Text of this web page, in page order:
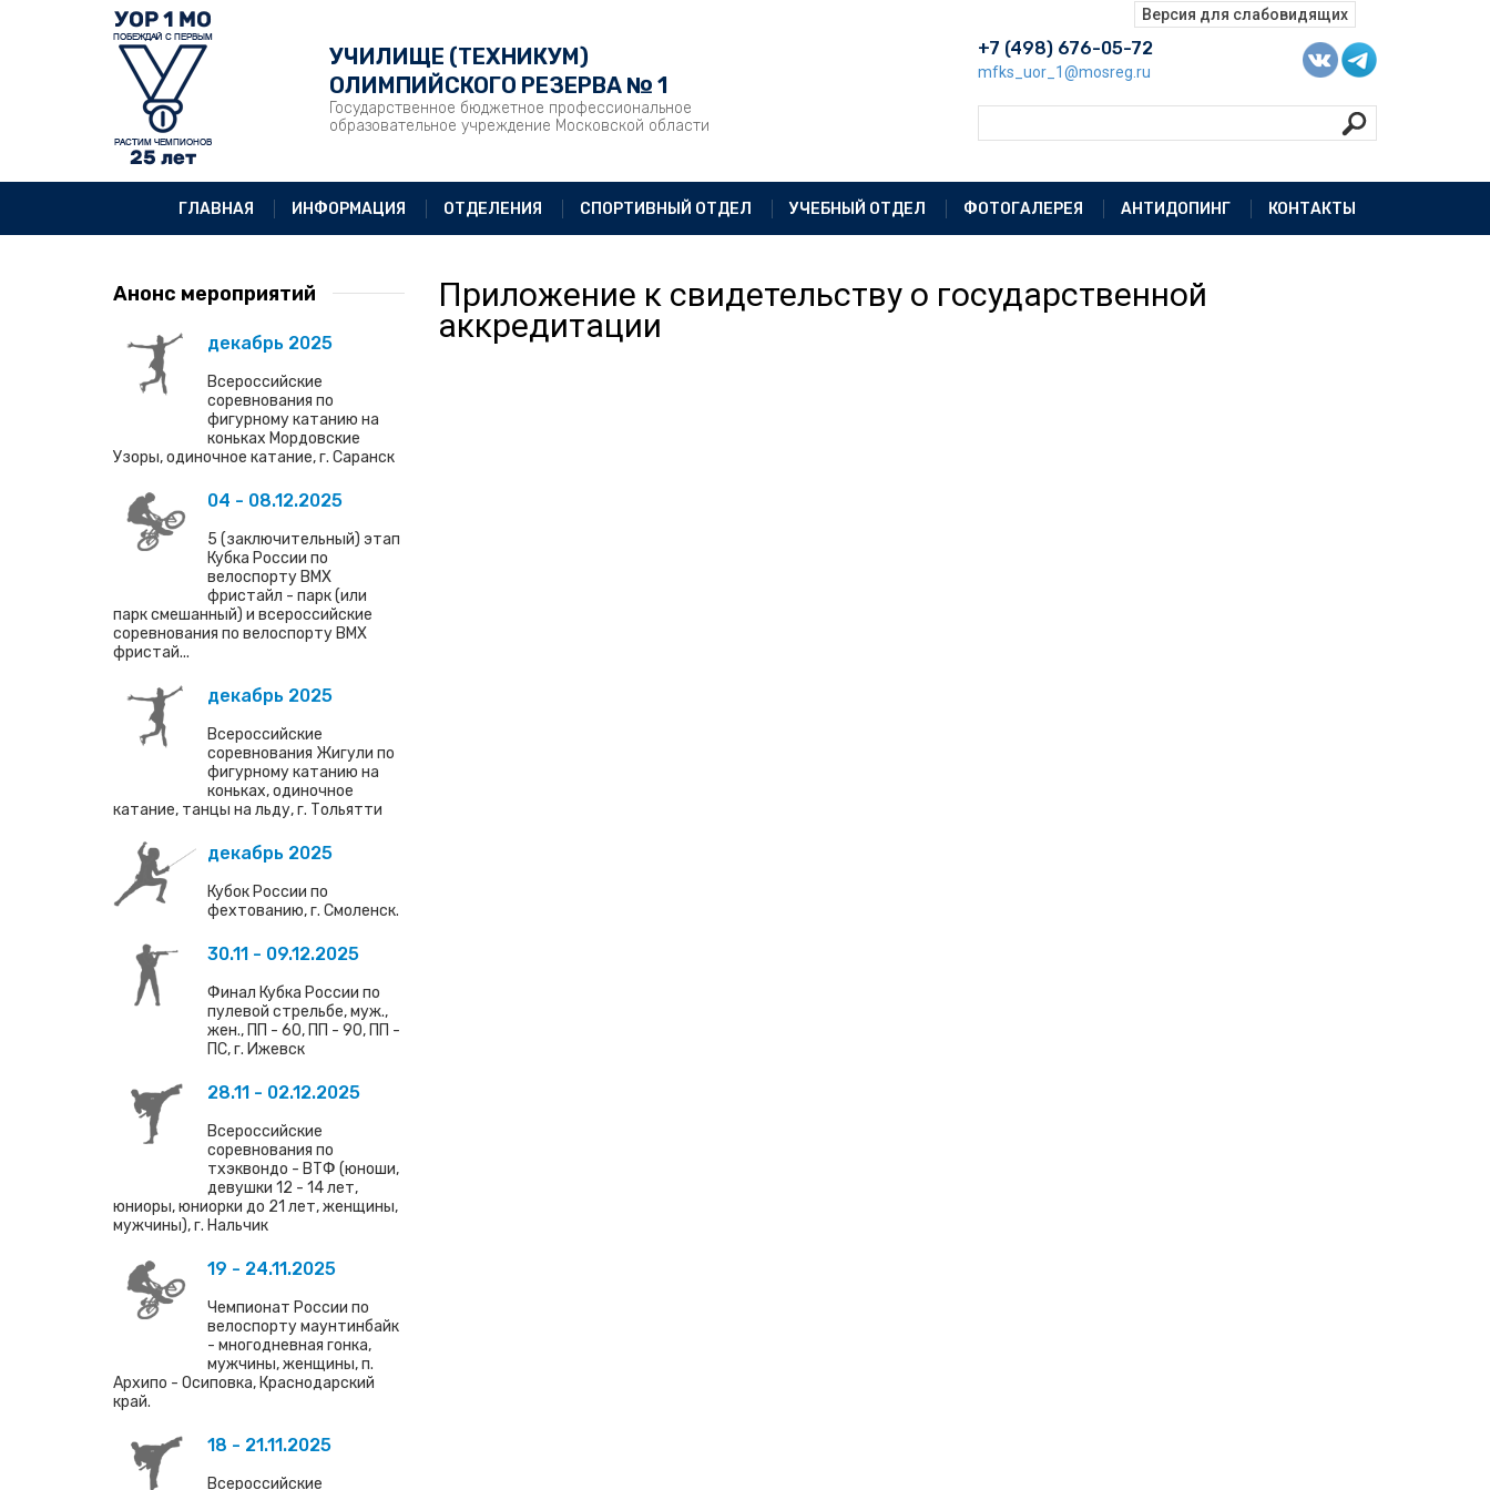
УЧИЛИЩЕ (ТЕХНИКУМ)
ОЛИМПИЙСКОГО РЕЗЕРВА № 1
Государственное бюджетное профессиональное
образовательное учреждение Московской области
+7 (498) 676-05-72
mfks_uor_1@mosreg.ru
ГЛАВНАЯ ИНФОРМАЦИЯ ОТДЕЛЕНИЯ СПОРТИВНЫЙ ОТДЕЛ УЧЕБНЫЙ ОТДЕЛ ФОТОГАЛЕРЕЯ АНТИДОПИНГ КОНТАКТЫ
Анонс мероприятий
декабрь 2025
Всероссийские
соревнования по
фигурному катанию на
коньках Мордовские
Узоры, одиночное катание, г. Саранск
04 - 08.12.2025
5 (заключительный) этап
Кубка России по
велоспорту ВМХ
фристайл - парк (или
парк смешанный) и всероссийские
соревнования по велоспорту ВМХ
фристай...
декабрь 2025
Всероссийские
соревнования Жигули по
фигурному катанию на
коньках, одиночное
катание, танцы на льду, г. Тольятти
декабрь 2025
Кубок России по
фехтованию, г. Смоленск.
30.11 - 09.12.2025
Финал Кубка России по
пулевой стрельбе, муж.,
жен., ПП - 60, ПП - 90, ПП -
ПС, г. Ижевск
28.11 - 02.12.2025
Всероссийские
соревнования по
тхэквондо - ВТФ (юноши,
девушки 12 - 14 лет,
юниоры, юниорки до 21 лет, женщины,
мужчины), г. Нальчик
19 - 24.11.2025
Чемпионат России по
велоспорту маунтинбайк
- многодневная гонка,
мужчины, женщины, п.
Архипо - Осиповка, Краснодарский
край.
18 - 21.11.2025
Всероссийские
Приложение к свидетельству о государственной
аккредитации